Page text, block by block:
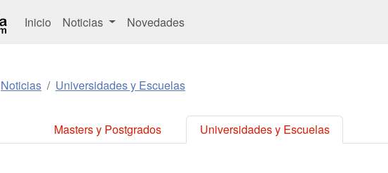
Inicio Noticias Novedades
Noticias Universidades y Escuelas
Masters y Postgrados Universidades y Escuelas